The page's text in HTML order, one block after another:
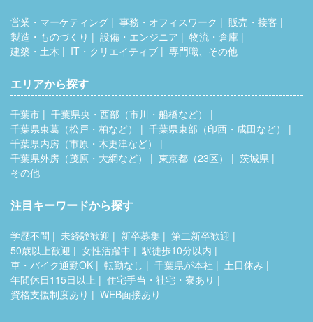
営業・マーケティング 事務・オフィスワーク
販売・接客
製造・ものづくり
設備・エンジニア
物流・倉庫
建築・土木
IT・クリエイティブ 専門職、その他
エリアから探す
千葉市
千葉県央・西部（市川・船橋など）
千葉県東葛（松戸・柏など）
千葉県東部（印西・成田など）
千葉県内房（市原・木更津など）
千葉県外房（茂原・大網など）
東京都（23区）
茨城県
その他
注目キーワードから探す
学歴不問 未経験歓迎 新卒募集
第二新卒歓迎
50歳以上歓迎
女性活躍中
駅徒歩10分以内
車・バイク通勤OK
転勤なし 千葉県が本社
土日休み
年間休日115日以上
住宅手当・社宅・寮あり
資格支援制度あり
WEB面接あり